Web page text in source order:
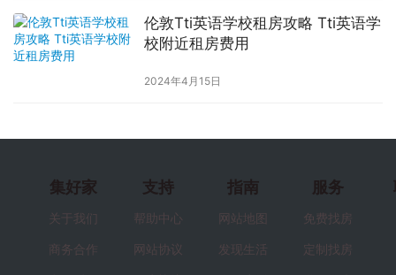
伦敦Tti英语学校租房攻略 Tti英语学
校附近租房费用
2024年4月15日
集好家
关于我们
商务合作
支持
帮助中心
网站协议
指南
网站地图
发现生活
服务
免费找房
定制找房